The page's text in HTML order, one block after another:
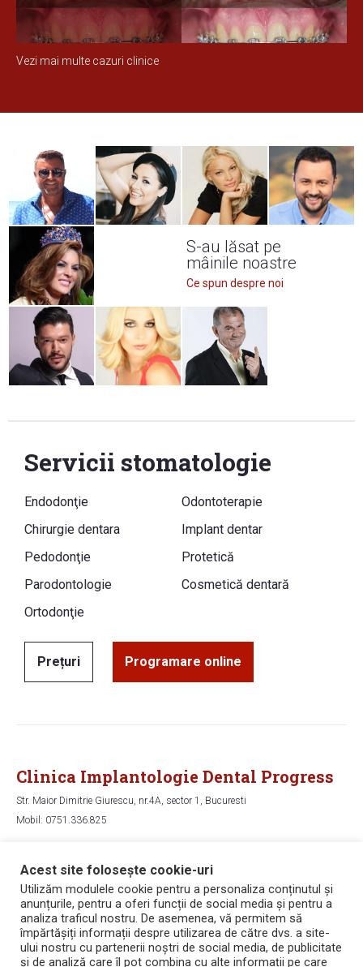
Vezi mai multe cazuri clinice
S-au lăsat pe
mâinile noastre
Ce spun despre noi
Servicii stomatologie
Endodonţie
Odontoterapie
Chirurgie dentara
Implant dentar
Pedodonţie
Protetică
Parodontologie
Cosmetică dentară
Ortodonţie
Prețuri Programare online
Acest site folosește cookie-uri
Utilizăm modulele cookie pentru a personaliza conținutul și
anunțurile, pentru a oferi funcții de social media și pentru a
analiza traficul nostru. De asemenea, vă permitem să
împărtășiți informații despre utilizarea de către dvs. a site-
ului nostru cu partenerii noștri de social media, de publicitate
și de analiză care îl pot combina cu alte informații pe care
Clinica Implantologie Dental Progress
Str. Maior Dimitrie Giurescu, nr.4A, sector 1, Bucuresti
Mobil: 0751.336.825
Hartă
Copyright © 2006 - 2026 Dental Progress
Politica de confidențialitate
Politica de utilizare a cookie-urilor
Termeni și condiții
Bicarbonat de sodiu pentru dinti